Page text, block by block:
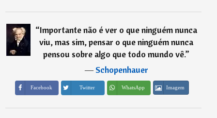
“Importante não é ver o que ninguém nunca
viu, mas sim, pensar o que ninguém nunca
pensou sobre algo que todo mundo vê.”
―Schopenhauer
Facebook Twitter WhatsApp Imagem